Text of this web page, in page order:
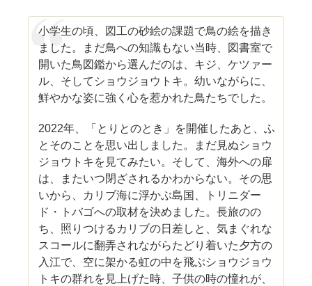
小学生の頃、図工の砂絵の課題で鳥の絵を描き
ました。まだ鳥への知識もない当時、図書室で
開いた鳥図鑑から選んだのは、キジ、ケツァー
ル、そしてショウジョウトキ。幼いながらに、
鮮やかな姿に強く心を惹かれた鳥たちでした。
2022年、「とりとのとき」を開催したあと、ふ
とそのことを思い出しました。まだ見ぬショウ
ジョウトキを見てみたい。そして、海外への扉
は、またいつ閉ざされるかわからない。その思
いから、カリブ海に浮かぶ島国、トリニダー
ド・トバゴへの取材を決めました。長旅のの
ち、照りつけるカリブの日差しと、気まぐれな
スコールに翻弄されながらたどり着いた夕方の
入江で、空に架かる虹の中を飛ぶショウジョウ
トキの群れを見上げた時、子供の時の憧れが、